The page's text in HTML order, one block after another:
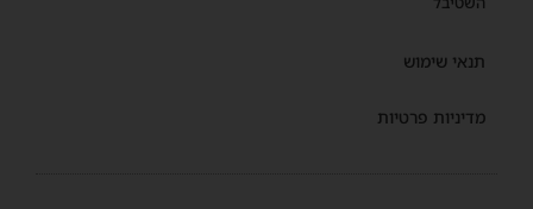
תנאי שימוש
מדיניות פרטיות